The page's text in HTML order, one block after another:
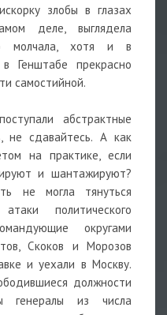
злобы в глазах
деле, выглядела
молчала, хотя и в
Генштабе прекрасно
самостийной.
абстрактные
не сдавайтесь. А как
на практике, если
и шантажируют?
не могла тянуться
политического
округами
Скоков и Морозов
и уехали в Москву.
должности
генералы из числа